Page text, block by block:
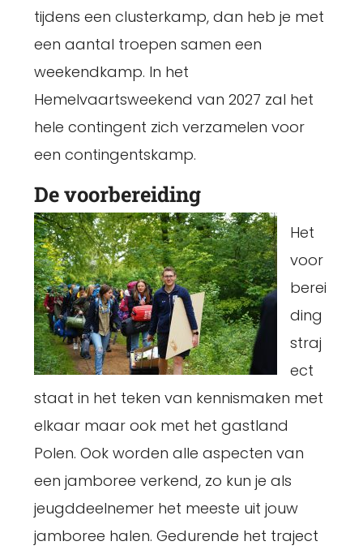
tijdens een clusterkamp, dan heb je met
een aantal troepen samen een
weekendkamp. In het
Hemelvaartsweekend van 2027 zal het
hele contingent zich verzamelen voor
een contingentskamp.
De voorbereiding
Het
voor
berei
ding
straj
ect
staat in het teken van kennismaken met
elkaar maar ook met het gastland
Polen. Ook worden alle aspecten van
een jamboree verkend, zo kun je als
jeugddeelnemer het meeste uit jouw
jamboree halen. Gedurende het traject